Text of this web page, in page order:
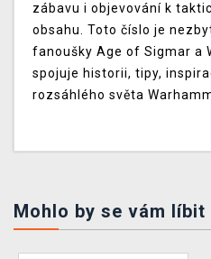
zábavu i objevování k
obsahu. Toto číslo je
fanoušky Age of Sigmar a
spojuje historii, tipy,
rozsáhlého světa
Mohlo by se vám líbit